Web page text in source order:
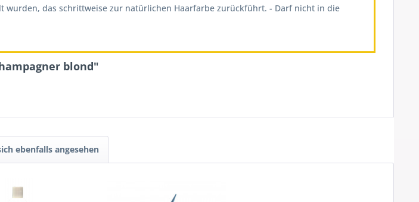
das schrittweise zur natürlichen Haarfarbe zurückführt. - Darf nicht in die
blond"
ebenfalls angesehen